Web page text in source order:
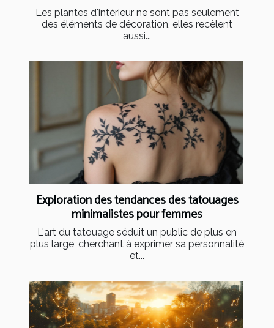
Les plantes d'intérieur ne sont pas seulement
des éléments de décoration, elles recèlent
aussi...
Exploration des tendances des tatouages
minimalistes pour femmes
L'art du tatouage séduit un public de plus en
plus large, cherchant à exprimer sa personnalité
et...